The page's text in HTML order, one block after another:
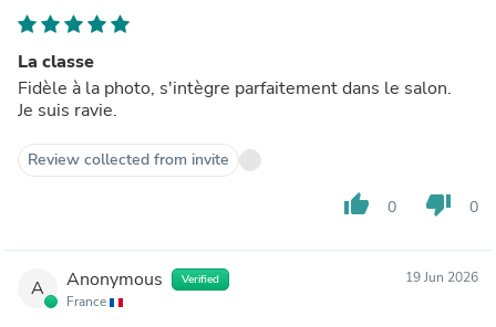
La classe
Fidèle à la photo, s'intègre parfaitement dans le salon.
Je suis ravie.
Review collected from invite
thumb_up 0 thumb_down 0
A Anonymous Verified
France
19 Jun 2026